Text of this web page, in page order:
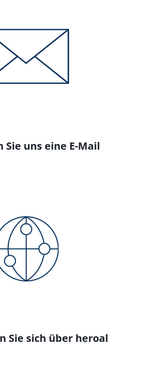
Sie uns eine E-Mail
Sie sich über heroal